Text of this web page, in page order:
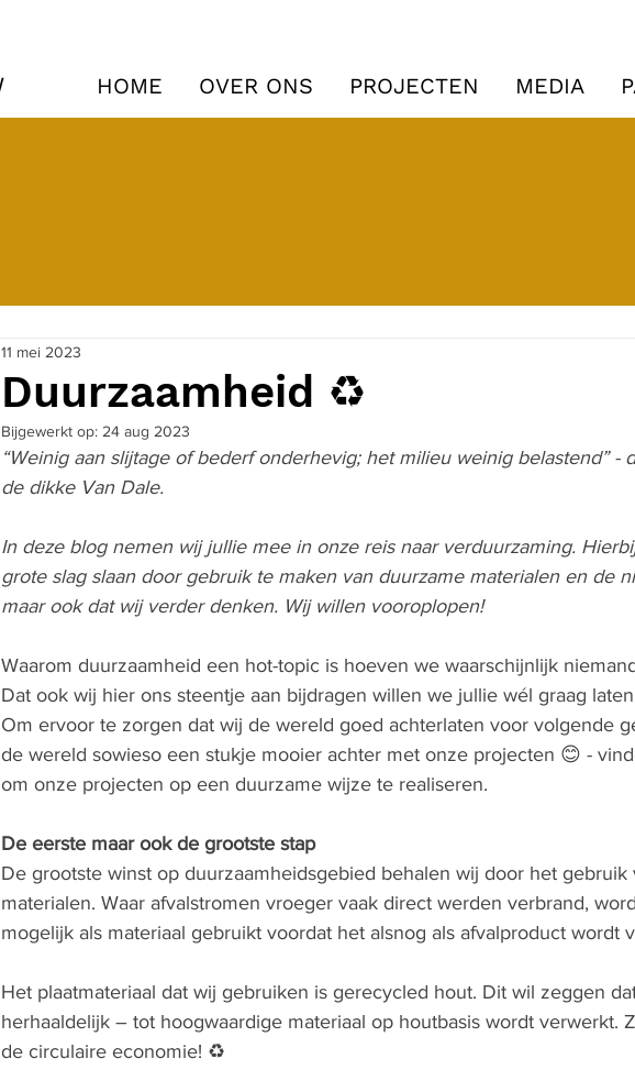
HOME OVER ONS PROJECTEN MEDIA
Duurzaamheid ♻️
11 mei 2023
Bijgewerkt op: 24 aug 2023
“Weinig aan slijtage of bederf onderhevig; het milieu weinig belastend” -
de dikke Van Dale.
In deze blog nemen wij jullie mee in onze reis naar verduurzaming.
grote slag slaan door gebruik te maken van duurzame materialen en de
maar ook dat wij verder denken. Wij willen vooroplopen!
Waarom duurzaamheid een hot-topic is hoeven we waarschijnlijk
Dat ook wij hier ons steentje aan bijdragen willen we jullie wél graag
Om ervoor te zorgen dat wij de wereld goed achterlaten voor volgende
de wereld sowieso een stukje mooier achter met onze projecten 😊 -
om onze projecten op een duurzame wijze te realiseren.
De eerste maar ook de grootste stap
De grootste winst op duurzaamheidsgebied behalen wij door het gebruik
materialen. Waar afvalstromen vroeger vaak direct werden verbrand,
mogelijk als materiaal gebruikt voordat het alsnog als afvalproduct wordt
Het plaatmateriaal dat wij gebruiken is gerecycled hout. Dit wil zeggen
herhaaldelijk – tot hoogwaardige materiaal op houtbasis wordt verwerkt.
de circulaire economie! ♻️